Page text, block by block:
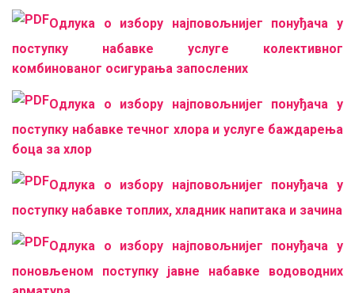
Одлука о избору најповољнијег понуђача у
поступку набавке услуге колективног
комбинованог осигурања запослених
Одлука о избору најповољнијег понуђача у
поступку набавке течног хлора и услуге баждарења
боца за хлор
Одлука о избору најповољнијег понуђача у
поступку набавке топлих, хладник напитака и зачина
Одлука о избору најповољнијег понуђача у
поновљеном поступку јавне набавке водоводних